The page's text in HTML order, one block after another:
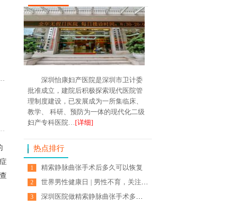
深圳怡康妇产医院是深圳市卫计委
批准成立，建院后积极探索现代医院管
理制度建设，已发展成为一所集临床、
教学、 科研、预防为一体的现代化二级
妇产专科医院… [详细]
热点排行
1 精索静脉曲张手术后多久可以恢复
2 世界男性健康日 | 男性不育，关注男性生殖健康
3 深圳医院做精索静脉曲张手术多少钱